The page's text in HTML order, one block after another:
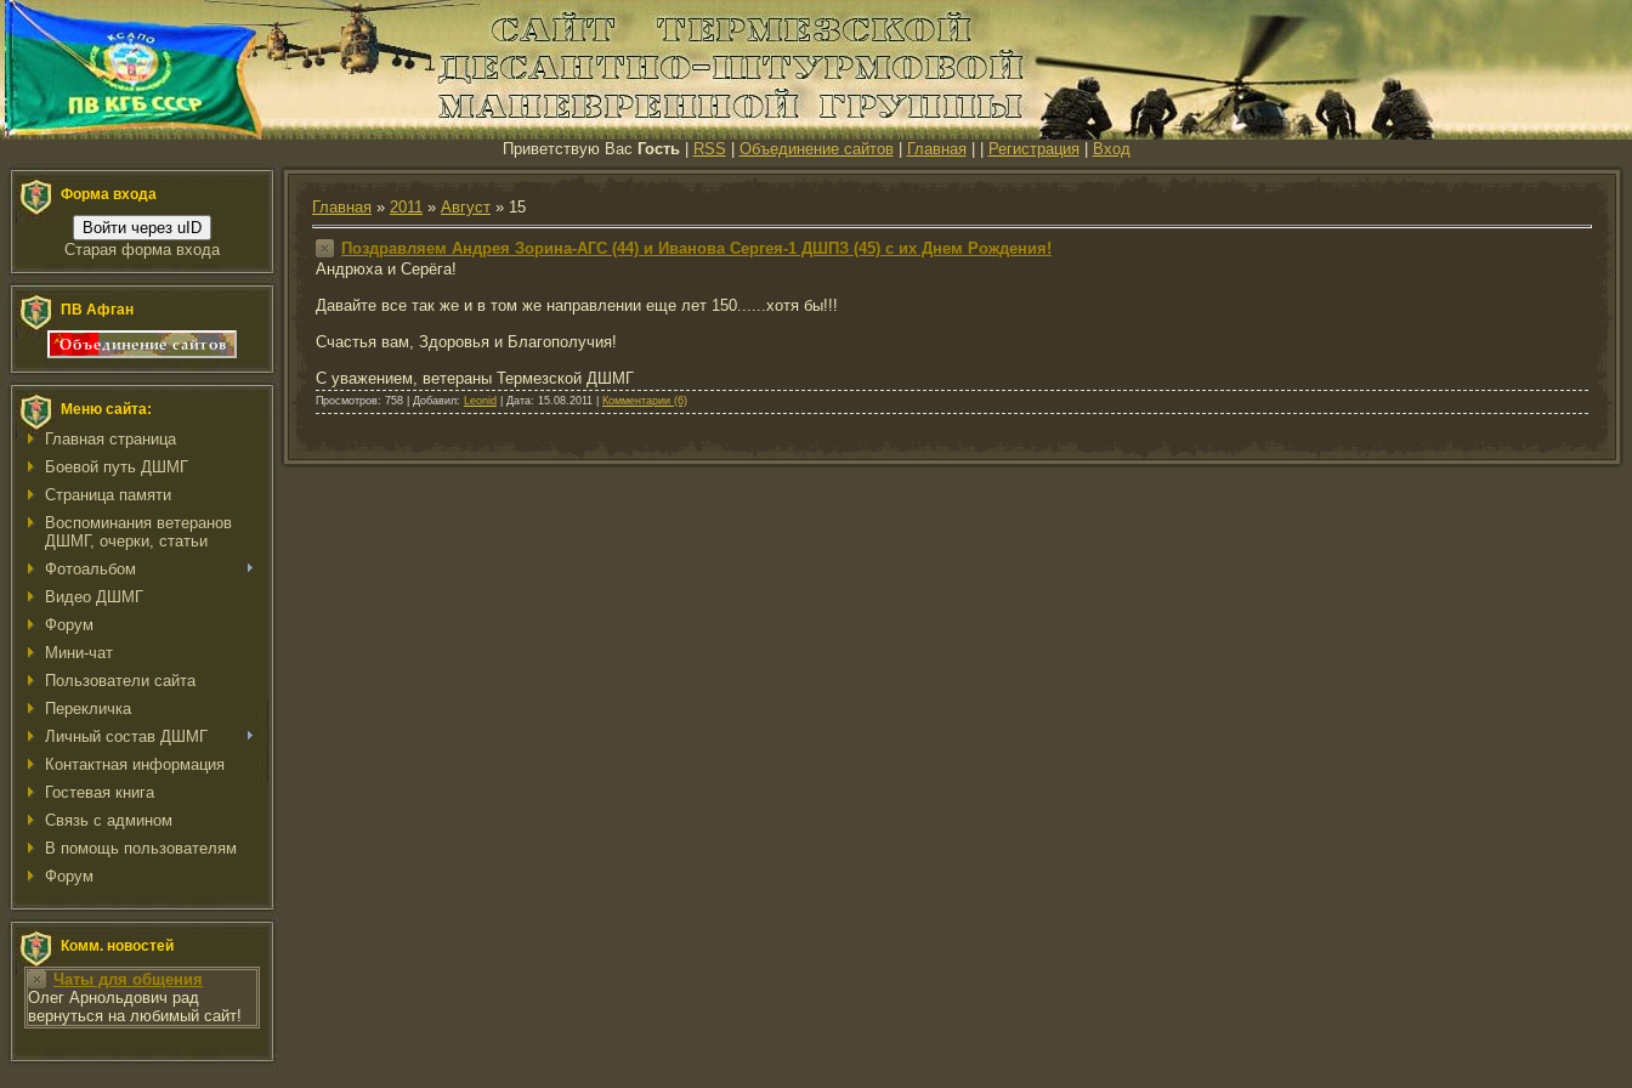
Приветствую Вас Гость| RSS Объединение сайтов| Главная Регистрация Вход
Форма входа
Войти через uID
Старая форма входа
ПВ Афган
Меню сайта:
Главная страница
Боевой путь ДШМГ
Страница памяти
Воспоминания ветеранов
ДШМГ, очерки, статьи
Фотоальбом
Видео ДШМГ
Форум
Мини-чат
Пользователи сайта
Перекличка
Личный состав ДШМГ
Контактная информация
Гостевая книга
Связь с админом
В помощь пользователям
Форум
Комм. новостей
Чаты для общения
Олег Арнольдович рад
вернуться на любимый сайт!
Главная » 2011 » Август » 15
Поздравляем Андрея Зорина-АГС (44) и Иванова Сергея-1 ДШПЗ (45) с их Днем Рождения!
Андрюха и Серёга!
Давайте все так же и в том же направлении еще лет 150......хотя бы!!!
Счастья вам, Здоровья и Благополучия!
С уважением, ветераны Термезской ДШМГ
Просмотров: 758 Добавил: Leonid Дата: 15.08.2011 Комментарии (6)